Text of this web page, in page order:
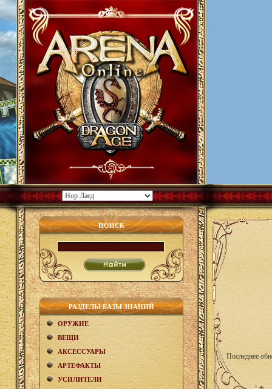
ПОИСК
РАЗДЕЛЫ БАЗЫ ЗНАНИЙ
ОРУЖИЕ
ВЕЩИ
АКCЕСCУАРЫ
АРТЕФАКТЫ
УСИЛИТЕЛИ
Последнее